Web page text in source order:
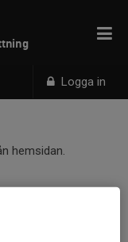
Logga in
hemsidan.